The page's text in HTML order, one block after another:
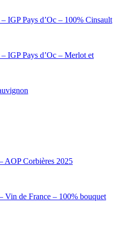
IGP Pays d’Oc – 100% Cinsault
IGP Pays d’Oc – Merlot et
AOP Corbières 2025
Vin de France – 100% bouquet